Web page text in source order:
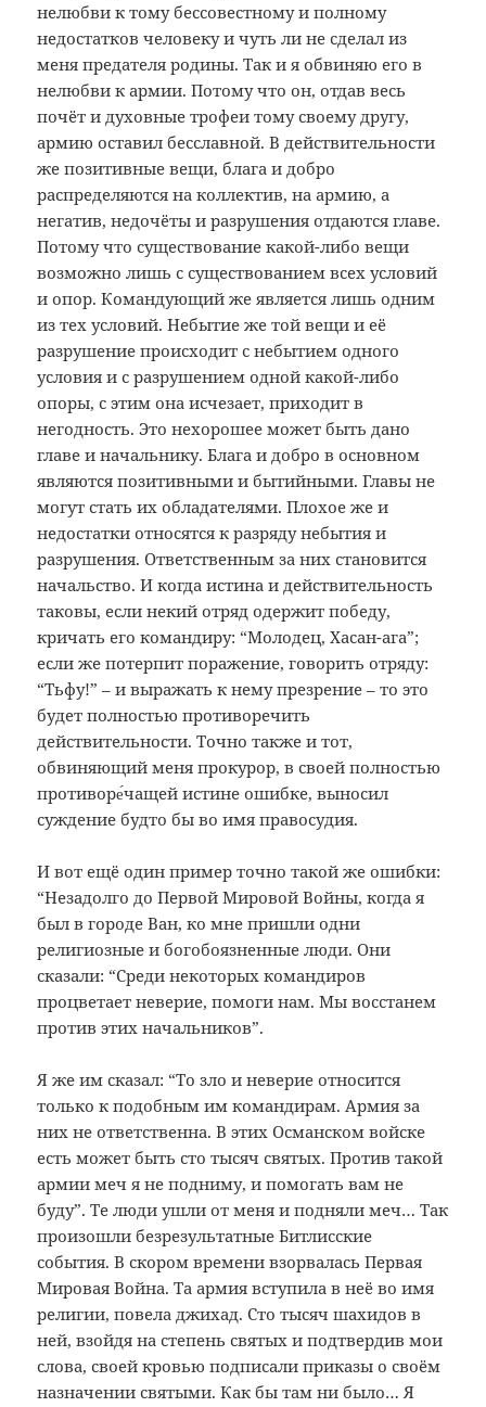
нелюбви к тому бессовестному и полному
недостатков человеку и чуть ли не сделал из
меня предателя родины. Так и я обвиняю его в
нелюбви к армии. Потому что он, отдав весь
почёт и духовные трофеи тому своему другу,
армию оставил бесславной. В действительности
же позитивные вещи, блага и добро
распределяются на коллектив, на армию, а
негатив, недочёты и разрушения отдаются главе.
Потому что существование какой-либо вещи
возможно лишь с существованием всех условий
и опор. Командующий же является лишь одним
из тех условий. Небытие же той вещи и её
разрушение происходит с небытием одного
условия и с разрушением одной какой-либо
опоры, с этим она исчезает, приходит в
негодность. Это нехорошее может быть дано
главе и начальнику. Блага и добро в основном
являются позитивными и бытийными. Главы не
могут стать их обладателями. Плохое же и
недостатки относятся к разряду небытия и
разрушения. Ответственным за них становится
начальство. И когда истина и действительность
таковы, если некий отряд одержит победу,
кричать его командиру: “Молодец, Хасан-ага”;
если же потерпит поражение, говорить отряду:
“Тьфу!” – и выражать к нему презрение – то это
будет полностью противоречить
действительности. Точно также и тот,
обвиняющий меня прокурор, в своей полностью
противоре́чащей истине ошибке, выносил
суждение будто бы во имя правосудия.
И вот ещё один пример точно такой же ошибки:
“Незадолго до Первой Мировой Войны, когда я
был в городе Ван, ко мне пришли одни
религиозные и богобоязненные люди. Они
сказали: “Среди некоторых командиров
процветает неверие, помоги нам. Мы восстанем
против этих начальников”.
Я же им сказал: “То зло и неверие относится
только к подобным им командирам. Армия за
них не ответственна. В этих Османском войске
есть может быть сто тысяч святых. Против такой
армии меч я не подниму, и помогать вам не
буду”. Те люди ушли от меня и подняли меч… Так
произошли безрезультатные Битлисские
события. В скором времени взорвалась Первая
Мировая Война. Та армия вступила в неё во имя
религии, повела джихад. Сто тысяч шахидов в
ней, взойдя на степень святых и подтвердив мои
слова, своей кровью подписали приказы о своём
назначении святыми. Как бы там ни было… Я